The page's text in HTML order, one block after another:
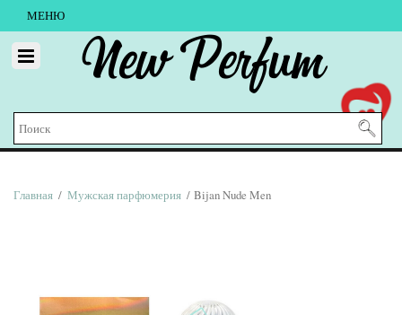
МЕНЮ
New Perfum
Главная / Мужская парфюмерия / Bijan Nude Men